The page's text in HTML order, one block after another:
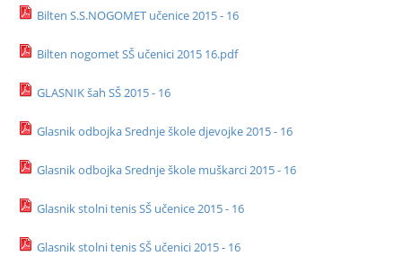
Bilten S.S.NOGOMET učenice 2015 - 16
Bilten nogomet SŠ učenici 2015 16.pdf
GLASNIK šah SŠ 2015 - 16
Glasnik odbojka Srednje škole djevojke 2015 - 16
Glasnik odbojka Srednje škole muškarci 2015 - 16
Glasnik stolni tenis SŠ učenice 2015 - 16
Glasnik stolni tenis SŠ učenici 2015 - 16